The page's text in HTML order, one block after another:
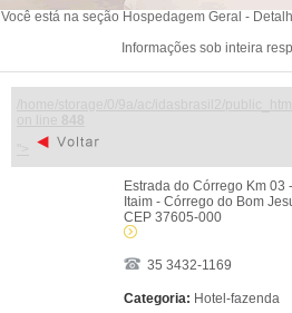
Você está na seção Hospedagem Geral -
Informações sob inteira
Estrada do Córrego Km 03 -
Itaim - Córrego do Bom
CEP 37605-000
35 3432-1169
Categoria: Hotel-fazenda